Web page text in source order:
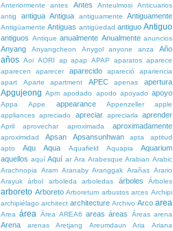
Anteriormente antes Antes Anteulmosi
Anticuarios
antig
antigua Antigua antiguamente Antiguamente
Antigüamente Antiguas antigüedad antiguo Antiguo
antiguos Antique anualmente Anualmente anuncios
Anyang Anyangcheon Anygol anyone anza Año
años Aoi AORI ap apap APAP aparatos aparece
aparecen
aparecer aparecido apareció
apariencia
apart
Aparte apartment APEC apenas apertura
Apgujeong Apm apodado apodo apoyado apoyo
Appa Appe appearance Appenzeller
apple
appliances apreciado apreciar apreciarla aprender
April aprovechar aproximada aproximadamente
aproximidad Apsan Apsansunhwan apta
aptitud
apto
Aqu Aqua Aquafield Aquapia
Aquarium
aquellos aquí Aquí ar Ara Arabesque Arabian Arabic
Arachnopia
Aram Aranaby Aranggak Arañas Arario
Arayuk
árbol arboleda arboledas árboles Árboles
arboreto Arboreto Arboretum arbustos arces Archipi
archipiélago architect architecture Archivo Arco area
Area área Área AREA6 areas áreas Áreas arena
Arena arenas Aretjang Areumdaun Aria
Ariana